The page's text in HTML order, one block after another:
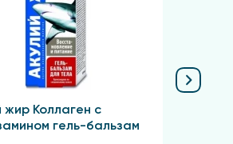
жир Коллаген с
гель-бальзам